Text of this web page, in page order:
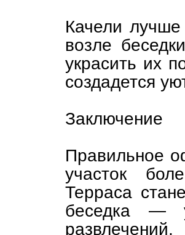
Качели
возле
украсить их
создадется
Заключение
Правильное
участок
Терраса
беседка —